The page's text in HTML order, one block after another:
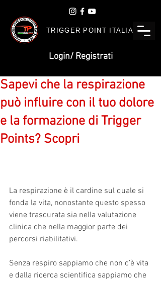
Login/ Registrati
TRIGGER POINT ITALIA
Sapevi che la respirazione
può influire con il tuo dolore
e la formazione di Trigger
Points? Scopri
La respirazione è il cardine sul quale si
fonda la vita, nonostante questo spesso
viene trascurata sia nella valutazione
clinica che nella maggior parte dei
percorsi riabilitativi.
Senza respiro sappiamo che non c’è vita
e dalla ricerca scientifica sappiamo che